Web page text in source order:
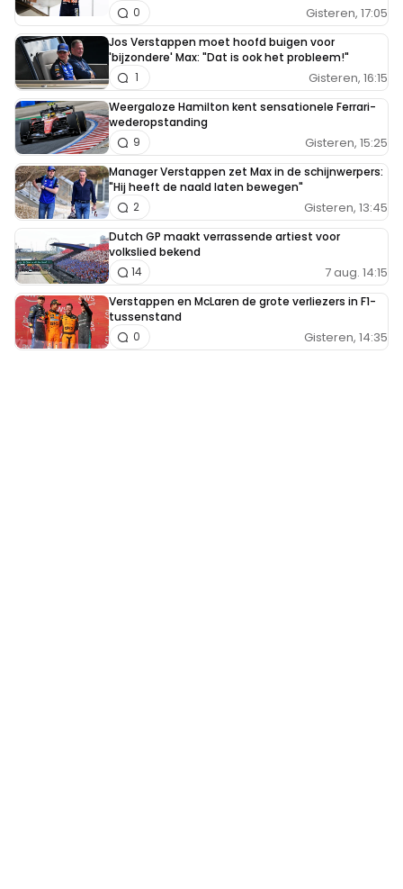
Gisteren, 17:05
0
Jos Verstappen moet hoofd buigen voor
'bijzondere' Max: "Dat is ook het probleem!"
Gisteren, 16:15
1
Weergaloze Hamilton kent sensationele Ferrari-
wederopstanding
Gisteren, 15:25
9
Manager Verstappen zet Max in de schijnwerpers:
"Hij heeft de naald laten bewegen"
Gisteren, 13:45
2
Dutch GP maakt verrassende artiest voor
volkslied bekend
7 aug. 14:15
14
Verstappen en McLaren de grote verliezers in F1-
tussenstand
Gisteren, 14:35
0